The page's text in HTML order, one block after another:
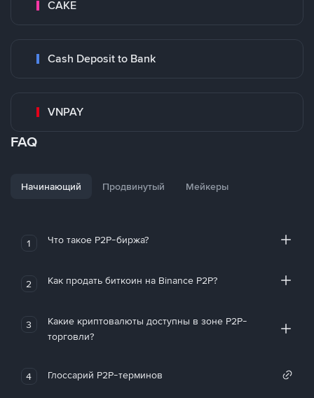
CAKE
Cash Deposit to Bank
VNPAY
FAQ
Начинающий Продвинутый Мейкеры
1 Что такое P2P-биржа?
2 Как продать биткоин на Binance P2P?
3
Какие криптовалюты доступны в зоне P2P-
торговли?
4 Глоссарий P2P-терминов